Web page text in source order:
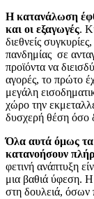
Η κατανάλωση
και οι εξαγωγές.
διεθνείς
πανδημίας σε
προϊόντα να
αγορές, το πρώτο
μεγάλη
χώρο την
δυσχερή θέση όσο
Όλα αυτά όμως τα
κατανοήσουν
φετινή ανάπτυξη
μια βαθιά ύφεση. Η
στη δουλειά, όσων